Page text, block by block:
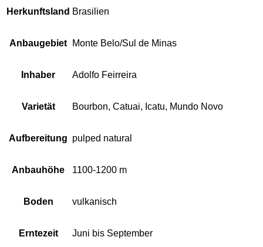
Herkunftsland Brasilien
Anbaugebiet Monte Belo/Sul de Minas
Inhaber Adolfo Feirreira
Varietät Bourbon, Catuai, Icatu, Mundo Novo
Aufbereitung pulped natural
Anbauhöhe 1100-1200 m
Boden vulkanisch
Erntezeit Juni bis September